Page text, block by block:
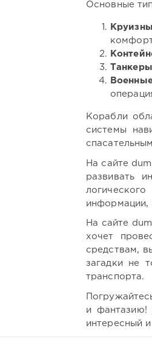
Основные
Танкеры
Корабли
системы
На сайте
развивать
информации,
На сайте
хочет
средствам,
загадки не
транспорта.
и фантазию!
интересный